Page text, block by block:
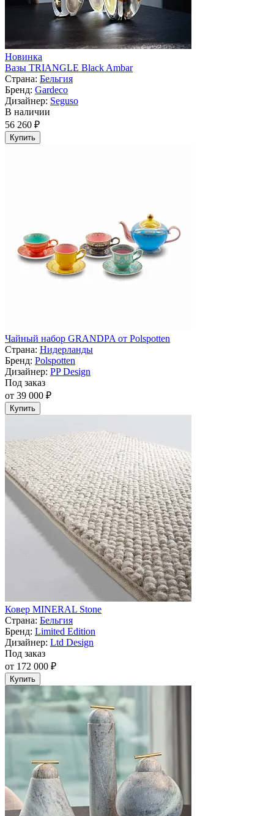
Новинка
Вазы TRIANGLE Black Ambar
Страна: Бельгия
Бренд: Gardeco
Дизайнер: Seguso
В наличии
56 260 ₽
Купить
Чайный набор GRANDPA от Polspotten
Страна: Нидерланды
Бренд: Polspotten
Дизайнер: PP Design
Под заказ
от 39 000 ₽
Купить
Ковер MINERAL Stone
Страна: Бельгия
Бренд: Limited Edition
Дизайнер: Ltd Design
Под заказ
от 172 000 ₽
Купить